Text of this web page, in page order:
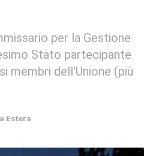
per la Gestione
Stato partecipante
membri dell'Unione (più
Estera